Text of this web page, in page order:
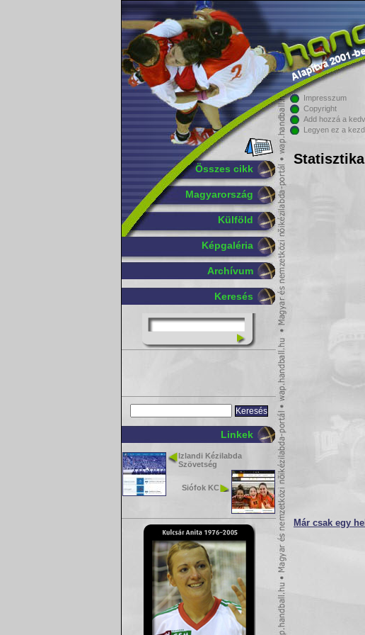
Összes cikk
Magyarország
Külföld
Képgaléria
Archívum
Keresés
Linkek
Izlandi Kézilabda
Szövetség
Siófok KC
Impresszum
Copyright
Add hozzá a
Legyen ez a
Már csak egy